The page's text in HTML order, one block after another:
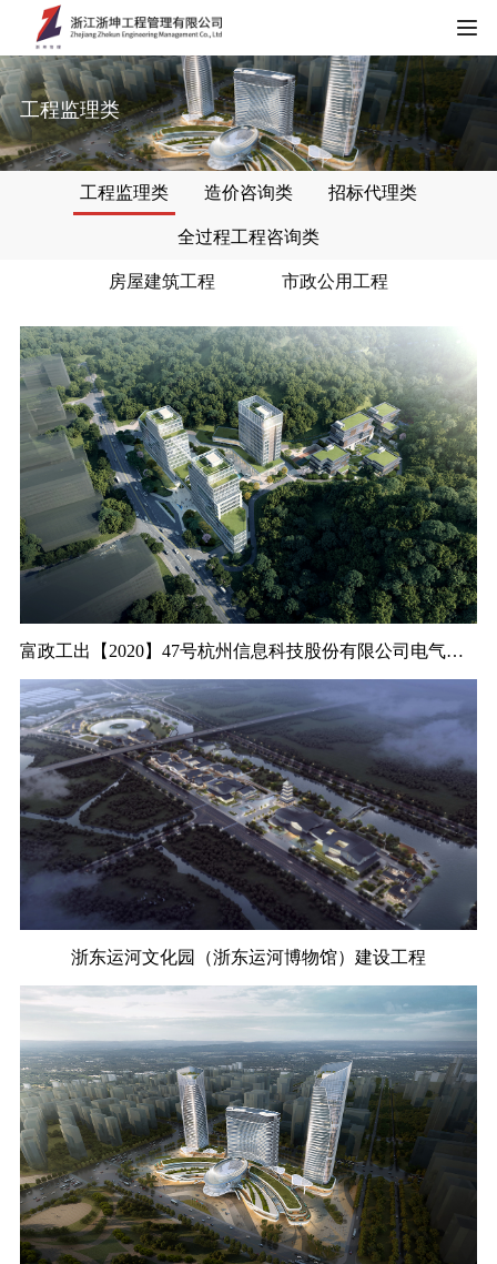
HOME
关于我们
公司简介
项目荣誉
新闻中心
公司新闻
行业动态
典型案例
工程监理类
造价咨询类
招标代理类
全过程工程咨询类
服务项目
工程监理
造价咨询
招标代理
全过程工程咨询
加入我们
招贤纳士
加盟合作
联系我们
工程监理类
工程监理类 造价咨询类 招标代理类
全过程工程咨询类
房屋建筑工程 市政公用工程
富政工出【2020】47号杭州信息科技股份有限公司电气机械和器材制造生产线项目
浙东运河文化园（浙东运河博物馆）建设工程